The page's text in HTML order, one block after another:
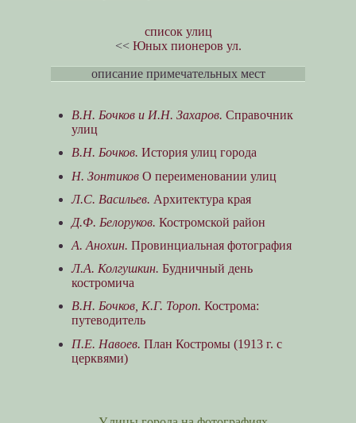
список улиц
<< Юных пионеров ул.
описание примечательных мест
В.Н. Бочков и И.Н. Захаров. Справочник
улиц
В.Н. Бочков. История улиц города
Н. ЗонтиковО переименовании улиц
Л.С. Васильев. Архитектура края
Д.Ф. Белоруков. Костромской район
А. Анохин. Провинциальная фотография
Л.А. Колгушкин. Будничный день
костромича
В.Н. Бочков, К.Г. Тороп. Кострома:
путеводитель
П.Е. Навоев. План Костромы (1913 г. с
церквями)